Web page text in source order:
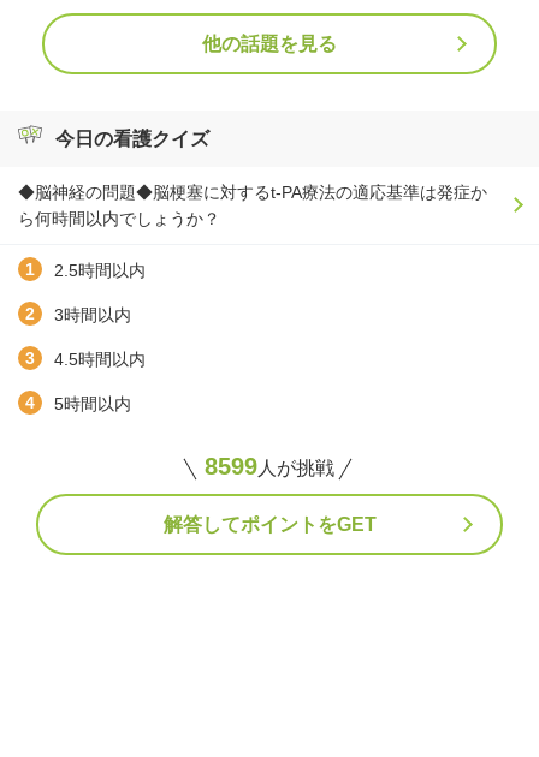
他の話題を見る
今日の看護クイズ
◆脳神経の問題◆脳梗塞に対するt-PA療法の適応基準は発症か
ら何時間以内でしょうか？
2.5時間以内
3時間以内
4.5時間以内
5時間以内
8599 人が挑戦
解答してポイントをGET